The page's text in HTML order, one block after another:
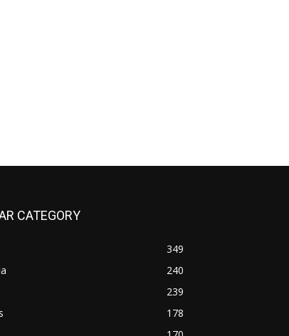
CATEGORY
349
240
239
178